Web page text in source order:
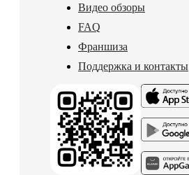
Видео обзоры
FAQ
Франшиза
Поддержка и контакты